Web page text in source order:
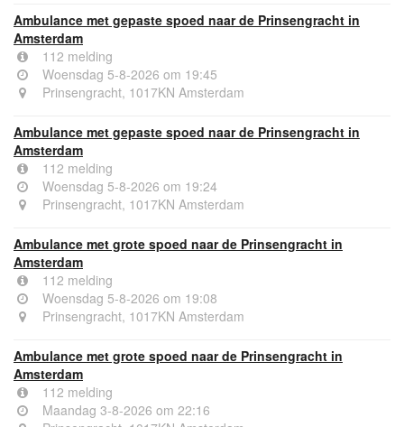
Ambulance met gepaste spoed naar de Prinsengracht in
Amsterdam
112 melding
Woensdag 5-8-2026 om 19:45
Prinsengracht, 1017KN Amsterdam
Ambulance met gepaste spoed naar de Prinsengracht in
Amsterdam
112 melding
Woensdag 5-8-2026 om 19:24
Prinsengracht, 1017KN Amsterdam
Ambulance met grote spoed naar de Prinsengracht in
Amsterdam
112 melding
Woensdag 5-8-2026 om 19:08
Prinsengracht, 1017KN Amsterdam
Ambulance met grote spoed naar de Prinsengracht in
Amsterdam
112 melding
Maandag 3-8-2026 om 22:16